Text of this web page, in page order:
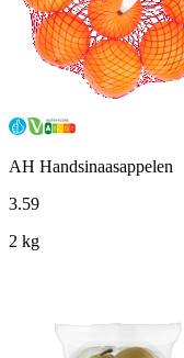
AH Handsinaasappelen
3.59
2 kg